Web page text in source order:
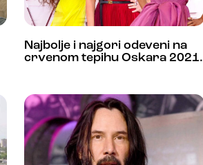
Najbolje i najgori odeveni na
crvenom tepihu Oskara 2021.